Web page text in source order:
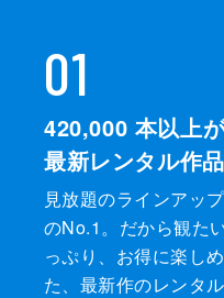
01
420,000 本以上
最新レンタル作品
見放題のラインアッ
のNo.1。だから観た
っぷり、お得に楽し
た、最新作のレンタ